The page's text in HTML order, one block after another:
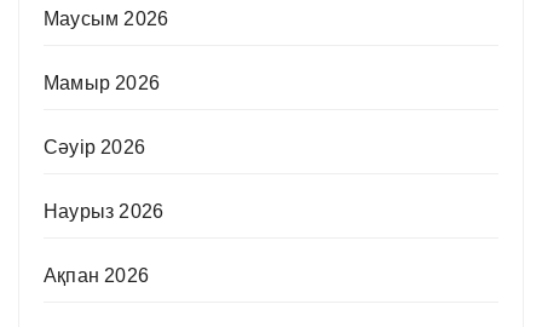
Маусым 2026
Мамыр 2026
Сәуір 2026
Наурыз 2026
Ақпан 2026